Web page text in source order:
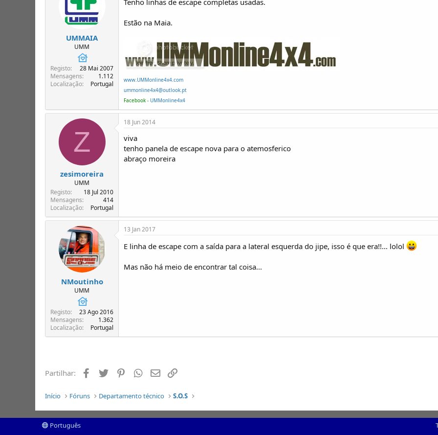
UMMAIA
UMM
Registo
28 Mai 2007
Mensagens
1.112
Localização
Portugal
Estão na Maia.
www.UMMonline4x4.com
ummonline4x4@outlook.pt
Facebook - UMMonline4x4
Z
zesimoreira
UMM
Registo
18 Jul 2010
Mensagens
414
Localização
Portugal
18 Jun 2014
viva
tenho panela de escape nova para o atemosferico
abraço moreira
NMoutinho
UMM
Registo
23 Ago 2016
Mensagens
1.362
Localização
Portugal
13 Jan 2017
E linha de escape com a saída para a lateral esquerda do jipe, isso é que era!!... lolol
Mas não há meio de encontrar tal coisa...
Partilhar: Facebook
Twitter PinterestWhatsapp
Email
Início Fóruns Departamento técnico S.O.S
Português